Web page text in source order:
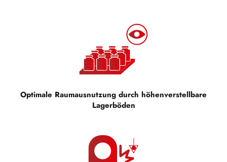
Optimale Raumausnutzung durch höhenverstellbare
Lagerböden